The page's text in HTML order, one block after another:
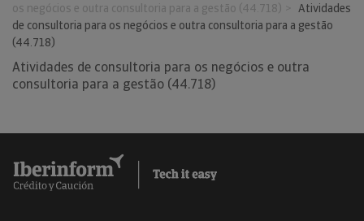
os negócios e outra consultoria para a gestão (44.718)
Atividades
de consultoria para os negócios e outra consultoria para a gestão
(44.718)
Atividades de consultoria para os negócios e outra
consultoria para a gestão (44.718)